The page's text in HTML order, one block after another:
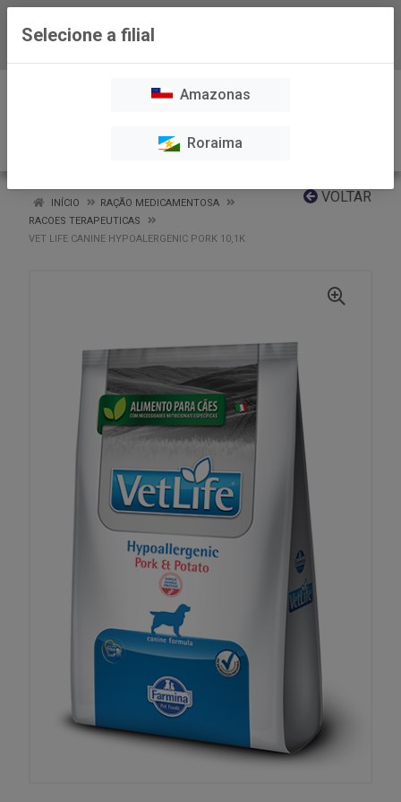
VOLTAR
INÍCIO
RAÇÃO MEDICAMENTOSA
RACOES TERAPEUTICAS
VET LIFE CANINE HYPOALERGENIC PORK 10,1K
Selecione a filial
Amazonas
Roraima